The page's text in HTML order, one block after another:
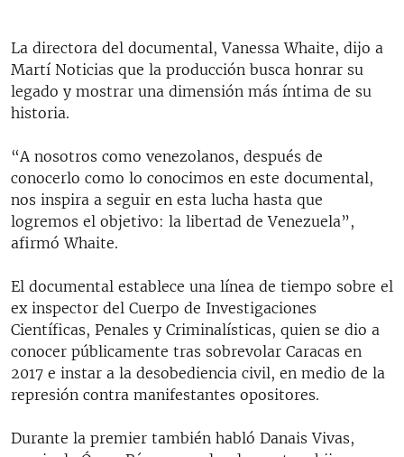
Auto 144p 240p 360p
480p 720p 1080p
360p
480p
La directora del documental, Vanessa Whaite, dijo a
Martí Noticias que la producción busca honrar su
legado y mostrar una dimensión más íntima de su
historia.
“A nosotros como venezolanos, después de
conocerlo como lo conocimos en este documental,
nos inspira a seguir en esta lucha hasta que
logremos el objetivo: la libertad de Venezuela”,
afirmó Whaite.
El documental establece una línea de tiempo sobre el
ex inspector del Cuerpo de Investigaciones
Científicas, Penales y Criminalísticas, quien se dio a
conocer públicamente tras sobrevolar Caracas en
2017 e instar a la desobediencia civil, en medio de la
represión contra manifestantes opositores.
Durante la premier también habló Danais Vivas,